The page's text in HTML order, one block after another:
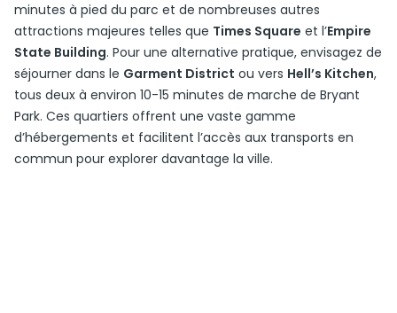
minutes à pied du parc et de nombreuses autres
attractions majeures telles que Times Square et l’Empire
State Building. Pour une alternative pratique, envisagez de
séjourner dans le Garment District ou vers Hell’s Kitchen,
tous deux à environ 10-15 minutes de marche de Bryant
Park. Ces quartiers offrent une vaste gamme
d’hébergements et facilitent l’accès aux transports en
commun pour explorer davantage la ville.